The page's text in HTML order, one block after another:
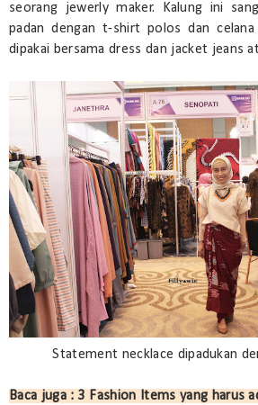
seorang jewerly maker. Kalung ini
padan dengan t-shirt polos dan
dipakai bersama dress dan jacket jeans
Statement necklace dipadukan
Baca juga : 3 Fashion Items yang harus